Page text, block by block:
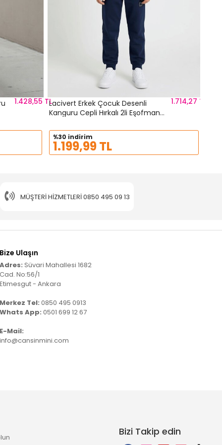
1.428,55 TLLacivert Erkek Çocuk Desenli
Kanguru Cepli Hırkalı 2li Eşofman
1.714,27 TL
%30 indirim
1.199,99 TL
MÜŞTERI HIZMETLERI0850 495 09 13
Bize Ulaşın
Adres: Süvari Mahallesi 1682
Cad. No:56/1
Etimesgut - Ankara
Merkez Tel: 0850 495 0913
Whats App: 0501 699 12 67
E-Mail:
info@cansinmini.com
Bizi Takip edin